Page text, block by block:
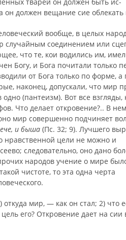
должен вещание сие облекать
вообще, в целых
случайным соединением или
что те, кои водились им,
Богу, и Бога почитали только
от Бога только по форме, а
наконец, допуска­ли, что мир
(пантеизм). Вот все взгляды,
Что делает откровение?.. В
мир совершенно подчиняет
и быша (Пс. 32; 9). Лучшего
нравственной цели не можно и
следовательно, оно дано
народов учение о мире
чистоте, то эта одна черта
мир, — как он стал; 2) что
его? Откровение дает на сии